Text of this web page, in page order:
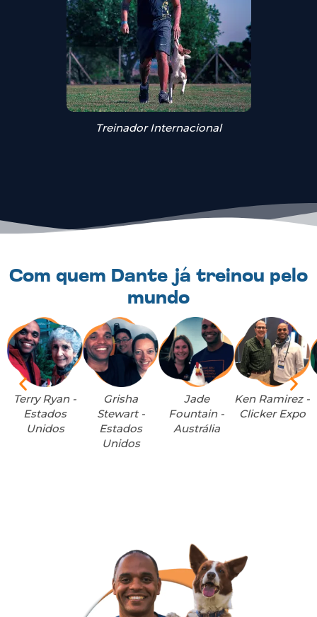
Treinador Internacional
Com quem Dante já treinou pelo
mundo
Terry Ryan -
Estados
Unidos
Grisha
Stewart -
Estados
Unidos
Jade
Fountain -
Austrália
Ken Ramirez -
Clicker Expo